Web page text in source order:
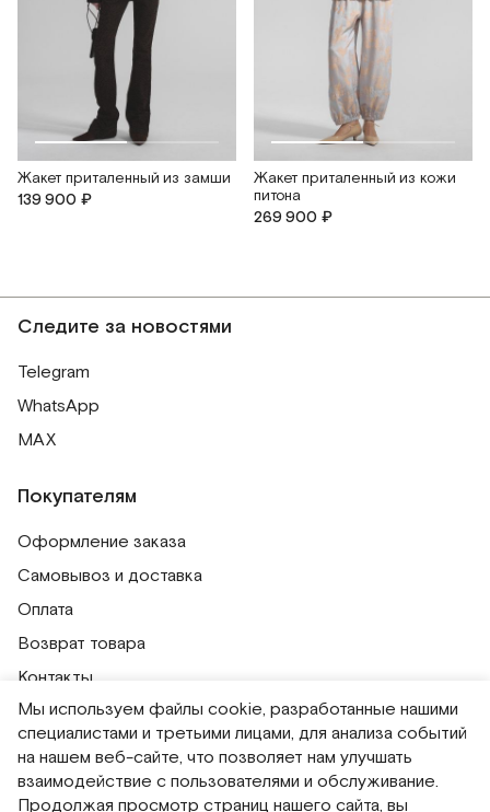
Жакет приталенный из замши
139 900 ₽
Жакет приталенный из кожи
питона
269 900 ₽
Следите за новостями
Telegram
WhatsApp
MAX
Покупателям
Оформление заказа
Самовывоз и доставка
Оплата
Возврат товара
Контакты
Публичная оферта
Политика обработки персональных данных
Политика использования сессионных файлов
Мы используем файлы cookie, разработанные нашими
специалистами и третьими лицами, для анализа событий
на нашем веб-сайте, что позволяет нам улучшать
взаимодействие с пользователями и обслуживание.
Продолжая просмотр страниц нашего сайта, вы